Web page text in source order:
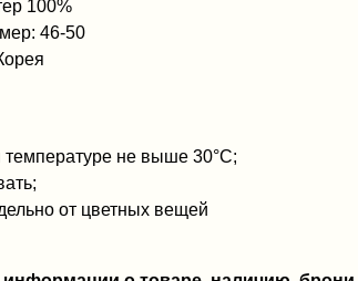
100%
46-50
температуре не выше 30°C;
от цветных вещей